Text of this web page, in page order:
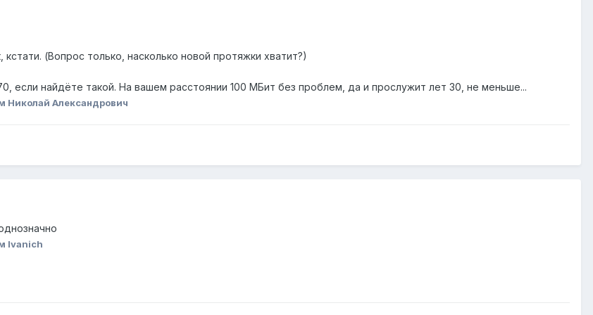
(Вопрос только, насколько новой протяжки хватит?)
если найдёте такой. На вашем расстоянии 100 МБит без проблем, да и прослужит лет 30, не меньше...
Николай Александрович
Ivanich